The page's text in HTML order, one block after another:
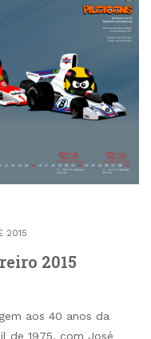
2015
2015
aos 40 anos da
de 1975, com José